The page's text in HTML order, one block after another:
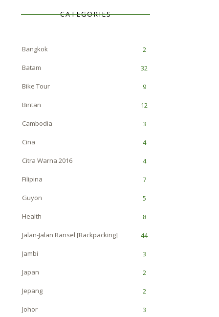
CATEGORIES
Bangkok 2
Batam 32
Bike Tour 9
Bintan 12
Cambodia 3
Cina 4
Citra Warna 2016 4
Filipina 7
Guyon 5
Health 8
Jalan-Jalan Ransel [Backpacking] 44
Jambi 3
Japan 2
Jepang 2
Johor 3